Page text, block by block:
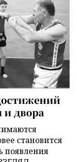
и двора
становится
появления